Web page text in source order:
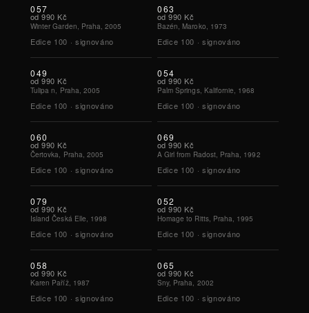
057
od 990 Kč
Winter Garden, Praha, 2005
Edice 100 · signováno
063
od 990 Kč
Bazén, Maroko, 1973
Edice 100 · signováno
049
od 990 Kč
Tulipa n, Praha, 2005
Edice 100 · signováno
054
od 990 Kč
Palm Springs, Kalifornie, 1968
Edice 100 · signováno
060
od 990 Kč
Čertovka, Praha, 2005
Edice 100 · signováno
069
od 990 Kč
A Girl from Radost, Praha, 1992
Edice 100 · signováno
079
od 990 Kč
Island Česká Elle, 1998
Edice 100 · signováno
052
od 990 Kč
Homage to Ritts, Praha, 1995
Edice 100 · signováno
058
od 990 Kč
Karen Paříž, 1987
Edice 100 · signováno
065
od 990 Kč
Sny, Praha, 2002
Edice 100 · signováno